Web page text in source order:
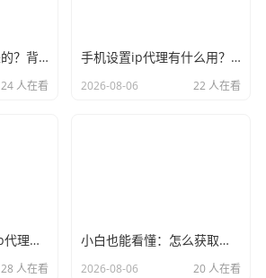
动态ip代理是怎么来的？背后的原理比你想象的精彩
24 人在看
手机设置ip代理有什么用？不只是改定位那么简单
2026-08-06 22 人在看
2026年有什么好的ip代理软件？亲测后我只推荐这几个
28 人在看
小白也能看懂：怎么获取代理ip和端口号，一步步教会你
2026-08-06 20 人在看